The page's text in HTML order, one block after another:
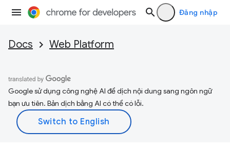
Đăng nhập
Docs Web Platform
Google sử dụng công nghệ AI để dịch nội dung sang ngôn ngữ
bạn ưu tiên. Bản dịch bằng AI có thể có lỗi.